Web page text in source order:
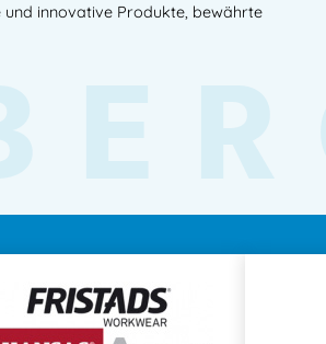
innovative Produkte, bewährte